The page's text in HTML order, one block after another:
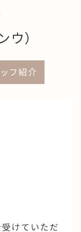
）
フ紹介
けていただ